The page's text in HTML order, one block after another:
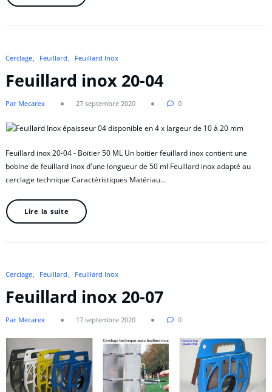
Cerclage Feuillard Feuillard Inox
Feuillard inox 20-04
Par Mecarex 27 septembre 2020 0
Feuillard inox 20-04 - Boitier 50 ML Un boitier feuillard inox contient une
bobine de feuillard inox d'une longueur de 50 ml Feuillard inox adapté au
cerclage technique Caractéristiques Matériau…
Lire la suite
Cerclage Feuillard Feuillard Inox
Feuillard inox 20-07
Par Mecarex 17 septembre 2020 0